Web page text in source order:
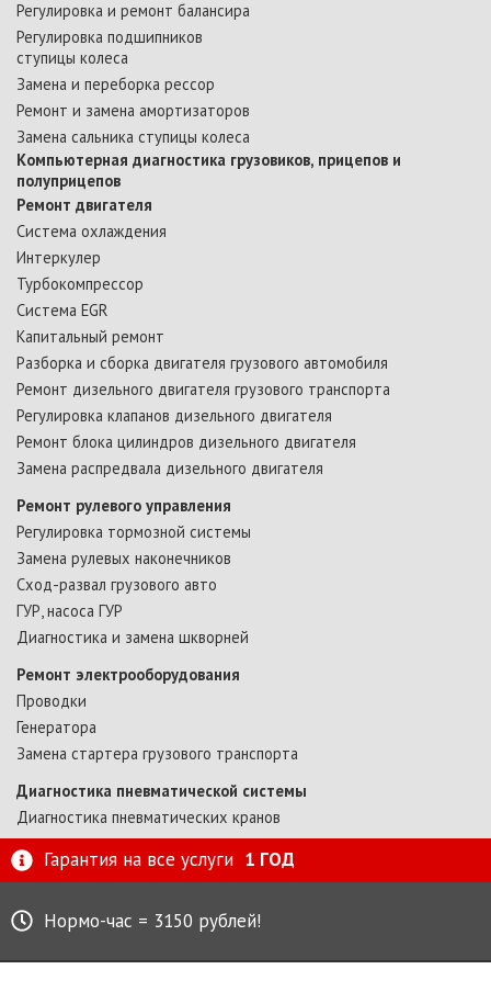
Регулировка и ремонт балансира
Регулировка подшипников
ступицы колеса
Замена и переборка рессор
Ремонт и замена амортизаторов
Замена сальника ступицы колеса
Компьютерная диагностика грузовиков, прицепов и
полуприцепов
Ремонт двигателя
Система охлаждения
Интеркулер
Турбокомпрессор
Cистема ЕGR
Капитальный ремонт
Разборка и сборка двигателя грузового автомобиля
Ремонт дизельного двигателя грузового транспорта
Регулировка клапанов дизельного двигателя
Ремонт блока цилиндров дизельного двигателя
Замена распредвала дизельного двигателя
Ремонт рулевого управления
Регулировка тормозной системы
Замена рулевых наконечников
Сход-развал грузового авто
ГУР, насоса ГУР
Диагностика и замена шкворней
Ремонт электрооборудования
Проводки
Генератора
Замена стартера грузового транспорта
Диагностика пневматической системы
Диагностика пневматических кранов
Гарантия на все услуги 1 ГОД
Нормо-час = 3150 рублей!